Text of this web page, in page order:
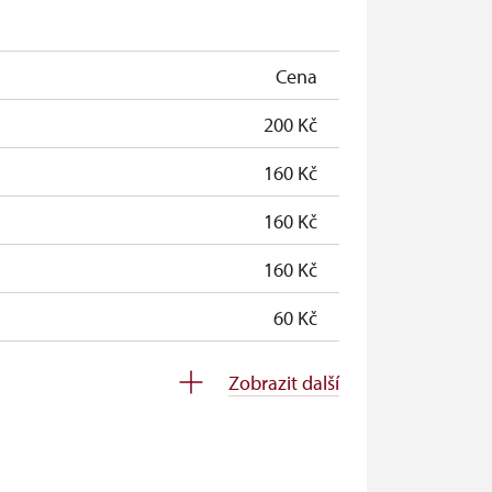
zdarma
Cena
200 Kč
160 Kč
160 Kč
160 Kč
60 Kč
Zobrazit další